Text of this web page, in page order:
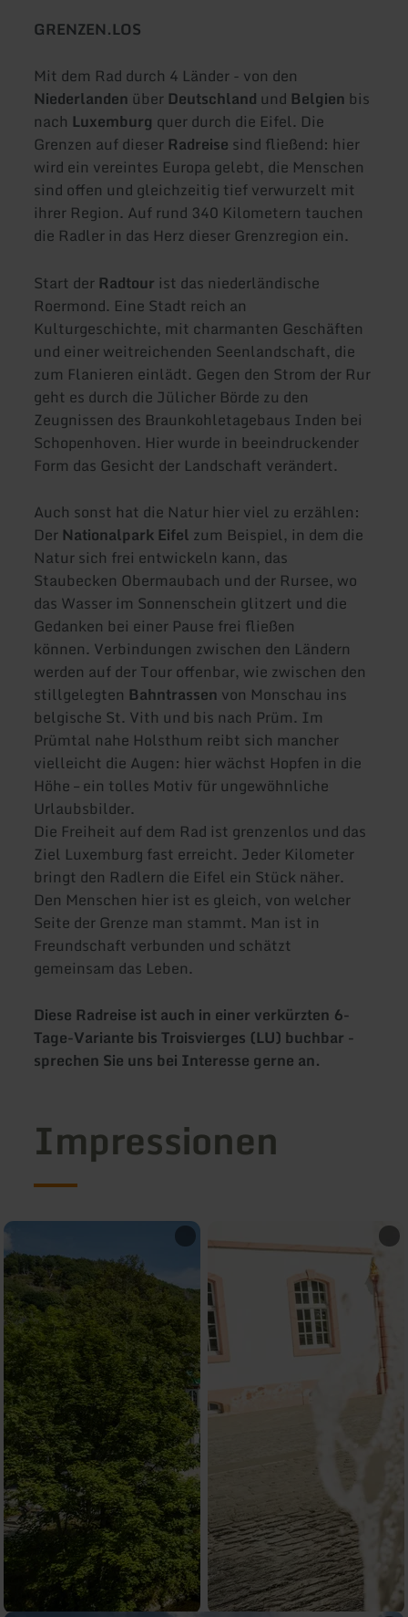
GRENZEN.LOS
Mit dem Rad durch 4 Länder - von den
Niederlanden über Deutschland und Belgien bis
nach Luxemburg quer durch die Eifel. Die
Grenzen auf dieser Radreise sind fließend: hier
wird ein vereintes Europa gelebt, die Menschen
sind offen und gleichzeitig tief verwurzelt mit
ihrer Region. Auf rund 340 Kilometern tauchen
die Radler in das Herz dieser Grenzregion ein.
Start der Radtour ist das niederländische
Roermond. Eine Stadt reich an
Kulturgeschichte, mit charmanten Geschäften
und einer weitreichenden Seenlandschaft, die
zum Flanieren einlädt. Gegen den Strom der Rur
geht es durch die Jülicher Börde zu den
Zeugnissen des Braunkohletagebaus Inden bei
Schopenhoven. Hier wurde in beeindruckender
Form das Gesicht der Landschaft verändert.
Auch sonst hat die Natur hier viel zu erzählen:
Der Nationalpark Eifel zum Beispiel, in dem die
Natur sich frei entwickeln kann, das
Staubecken Obermaubach und der Rursee, wo
das Wasser im Sonnenschein glitzert und die
Gedanken bei einer Pause frei fließen
können. Verbindungen zwischen den Ländern
werden auf der Tour offenbar, wie zwischen den
stillgelegten Bahntrassen von Monschau ins
belgische St. Vith und bis nach Prüm. Im
Prümtal nahe Holsthum reibt sich mancher
vielleicht die Augen: hier wächst Hopfen in die
Höhe – ein tolles Motiv für ungewöhnliche
Urlaubsbilder.
Die Freiheit auf dem Rad ist grenzenlos und das
Ziel Luxemburg fast erreicht. Jeder Kilometer
bringt den Radlern die Eifel ein Stück näher.
Den Menschen hier ist es gleich, von welcher
Seite der Grenze man stammt. Man ist in
Freundschaft verbunden und schätzt
gemeinsam das Leben.
Diese Radreise ist auch in einer verkürzten 6-
Tage-Variante bis Troisvierges (LU) buchbar -
sprechen Sie uns bei Interesse gerne an.
Impressionen